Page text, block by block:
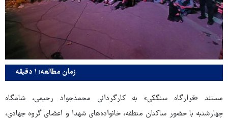
زمان مطالعه: ۱ دقیقه
مستند «قرارگاه سنگکی» به کارگردانی محمدجواد رحیمی، شامگاه
چهارشنبه با حضور ساکنان منطقه، خانواده‌های شهدا و اعضای گروه جهادی،